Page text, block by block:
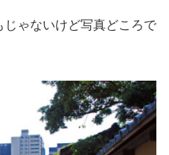
ゃないけど写真どころで